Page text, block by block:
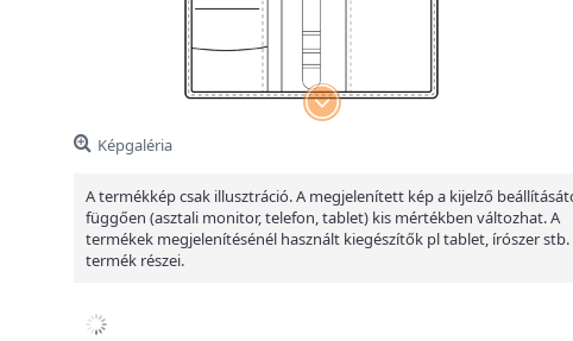
Képgaléria
A termékkép csak illusztráció. A megjelenített kép a kijelző
függően (asztali monitor, telefon, tablet) kis mértékben változhat. A
termékek megjelenítésénél használt kiegészítők pl tablet, írószer stb.
termék részei.